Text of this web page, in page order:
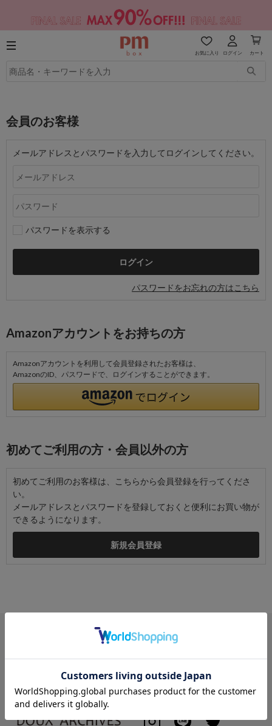
お気に入り ログイン カート
会員のお客様
メールアドレスとパスワードを入力してログインしてください。
パスワードを表示する
パスワードをお忘れの方はこちら
Amazonアカウントをお持ちの方
Amazonアカウントを利用して会員登録されたお客様は、
AmazonのID、パスワードで、ログインすることができます。
初めてご利用の方・会員以外の方
初めてご利用のお客様は、こちらから会員登録を行ってくださ
い。
メールアドレスとパスワードを登録しておくと便利にお買い物が
できるようになります。